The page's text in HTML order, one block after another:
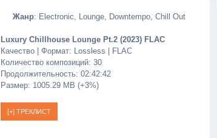
Жанр: Electronic, Lounge, Downtempo, Chill Out
Luxury Chillhouse Lounge Pt.2 (2023) FLAC
Качество | Формат: Lossless | FLAC
Количество композиций: 30
Продолжительность: 02:42:42
Размер: 1005.29 MB (+3%)